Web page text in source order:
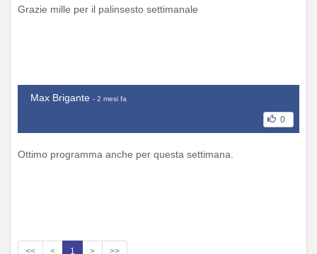
Grazie mille per il palinsesto settimanale
Max Brigante - 2 mesi fa
0
Ottimo programma anche per questa settimana.
<< < 1 > >>